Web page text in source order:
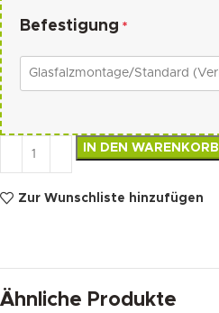
Befestigung *
IN DEN WARENKORB
Zur Wunschliste hinzufügen
Ähnliche Produkte